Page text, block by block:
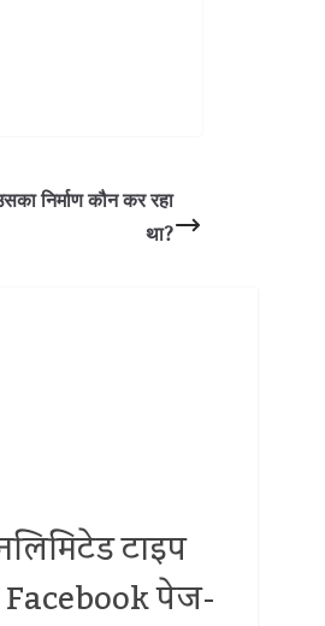
निर्माण कौन कर रहा
था?
टाइप
Facebook पेज-